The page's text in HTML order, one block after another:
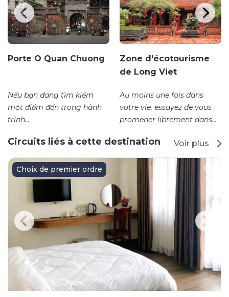
Porte O Quan Chuong
Nếu bạn đang tìm kiếm
một điểm đến trong hành
trình...
Zone d'écotourisme
de Long Viet
Au moins une fois dans
votre vie, essayez de vous
promener librement dans
Circuits liés à cette destination Voir plus
Choix de premier ordre